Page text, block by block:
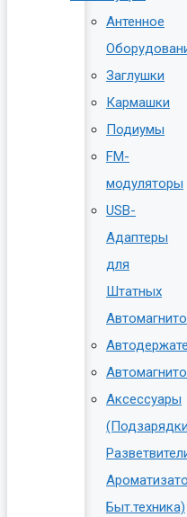
Антенное
Заглушки
Кармашки
Подиумы
FM-
модуляторы
USB-
Адаптеры
для
Штатных
Аксессуары
Быт.техника)